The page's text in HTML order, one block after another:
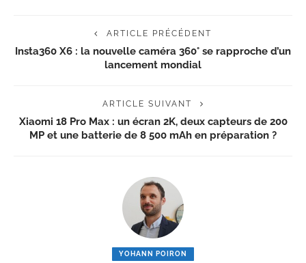
ARTICLE PRÉCÉDENT
Insta360 X6 : la nouvelle caméra 360° se rapproche d’un
lancement mondial
ARTICLE SUIVANT
Xiaomi 18 Pro Max : un écran 2K, deux capteurs de 200
MP et une batterie de 8 500 mAh en préparation ?
YOHANN POIRON